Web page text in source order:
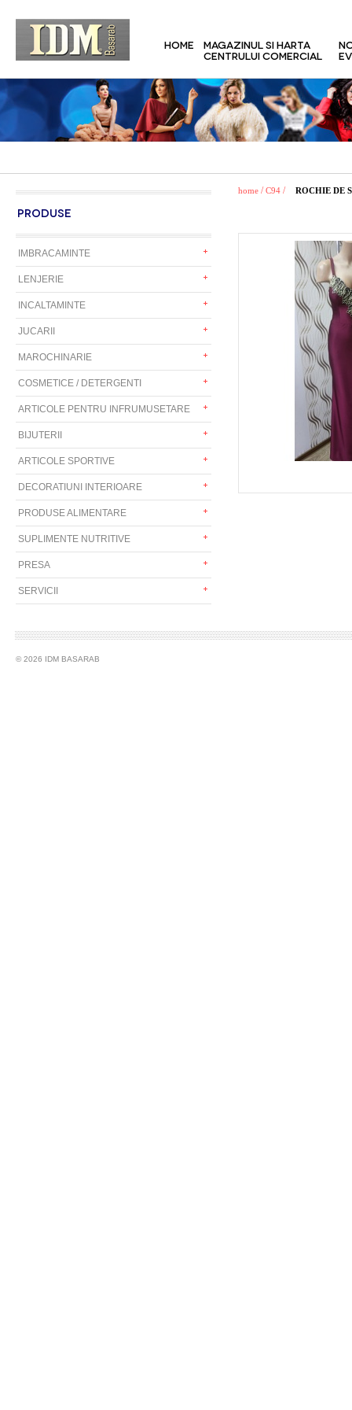
HOME
MAGAZINUL SI HARTA
CENTRULUI COMERCIAL
PRODUSE
IMBRACAMINTE
LENJERIE
INCALTAMINTE
JUCARII
MAROCHINARIE
COSMETICE / DETERGENTI
ARTICOLE PENTRU INFRUMUSETARE
BIJUTERII
ARTICOLE SPORTIVE
DECORATIUNI INTERIOARE
PRODUSE ALIMENTARE
SUPLIMENTE NUTRITIVE
PRESA
SERVICII
home / C94 / ROCHIE DE
© 2026 IDM BASARAB